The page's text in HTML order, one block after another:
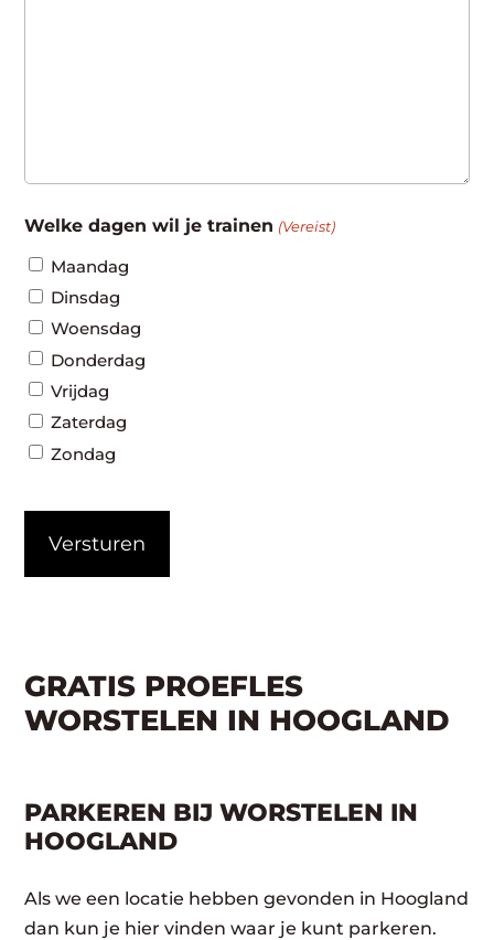
Welke dagen wil je trainen (Vereist)
Maandag
Dinsdag
Woensdag
Donderdag
Vrijdag
Zaterdag
Zondag
GRATIS PROEFLES
WORSTELEN IN HOOGLAND
PARKEREN BIJ WORSTELEN IN
HOOGLAND
Als we een locatie hebben gevonden in Hoogland
dan kun je hier vinden waar je kunt parkeren.